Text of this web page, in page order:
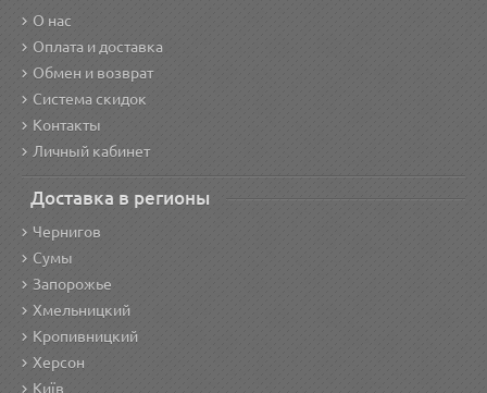
О нас
Оплата и доставка
Обмен и возврат
Система скидок
Контакты
Личный кабинет
Доставка в регионы
Чернигов
Сумы
Запорожье
Хмельницкий
Кропивницкий
Херсон
Київ